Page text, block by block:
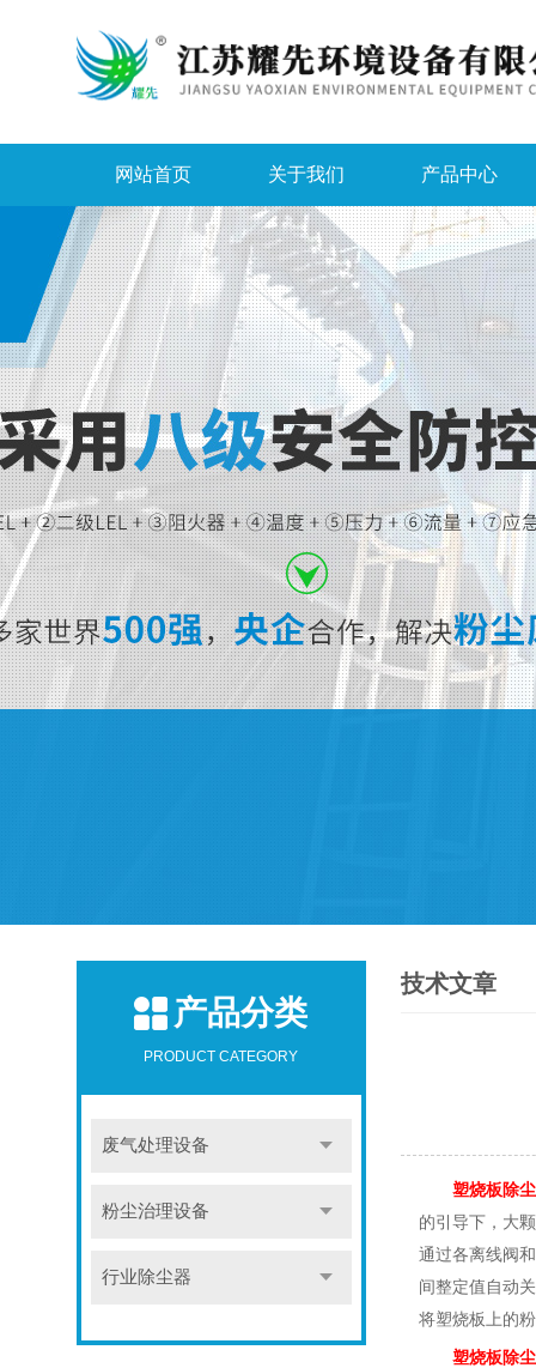
网站首页 关于我们 产品中心
产品分类
PRODUCT CATEGORY
废气处理设备
粉尘治理设备
行业除尘器
技术文章
塑烧板除
的引导下，大
通过各离线阀
间整定值自动
将塑烧板上的
塑烧板除